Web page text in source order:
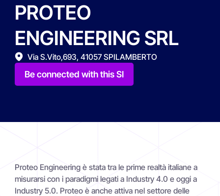
What are you looking for?
PROTEO
ENGINEERING SRL
Via S.Vito,693, 41057 SPILAMBERTO
Be connected with this SI
Proteo Engineering è stata tra le prime realtà italiane a
misurarsi con i paradigmi legati a Industry 4.0 e oggi a
Industry 5.0. Proteo è anche attiva nel settore delle